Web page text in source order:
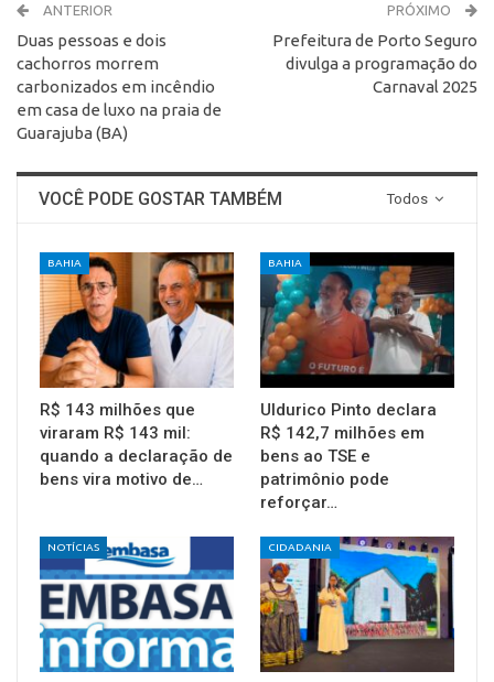
ANTERIOR
Duas pessoas e dois
cachorros morrem
carbonizados em incêndio
em casa de luxo na praia de
Guarajuba (BA)
PRÓXIMO
Prefeitura de Porto Seguro
divulga a programação do
Carnaval 2025
Todos
VOCÊ PODE GOSTAR TAMBÉM
BAHIA
R$ 143 milhões que
viraram R$ 143 mil:
quando a declaração de
bens vira motivo de…
BAHIA
Uldurico Pinto declara
R$ 142,7 milhões em
bens ao TSE e
patrimônio pode
reforçar…
NOTÍCIAS CIDADANIA